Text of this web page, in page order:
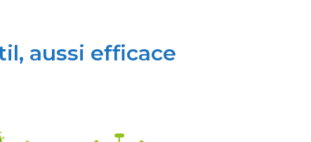
aussi efficace